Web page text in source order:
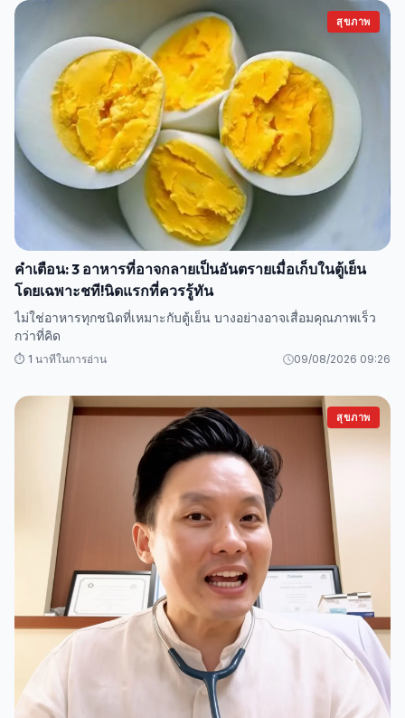
สุขภาพ
คำเตือน: 3 อาหารที่อาจกลายเป็นอันตรายเมื่อเก็บในตู้เย็น
โดยเฉพาะชที!นิดแรกที่ควรรู้ทัน
ไม่ใช่อาหารทุกชนิดที่เหมาะกับตู้เย็น บางอย่างอาจเสื่อมคุณภาพเร็ว
กว่าที่คิด
⏱️ 1 นาทีในการอ่าน 09/08/2026 09:26
สุขภาพ